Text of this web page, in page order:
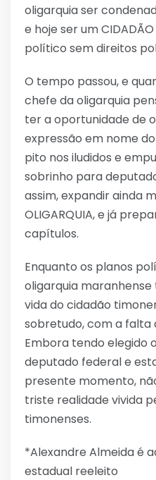
oligarquia ser
e hoje ser um CIDADÃO
político sem direitos
O tempo passou, e
chefe da oligarquia
ter a oportunidade de
expressão em nome
pito nos iludidos e
sobrinho para
assim, expandir ainda
OLIGARQUIA, e já
capítulos.
Enquanto os planos
oligarquia maranhense
vida do cidadão
sobretudo, com a falta
Embora tendo elegido
deputado federal e
presente momento,
triste realidade vivida
timonenses.
*Alexandre Almeida é
estadual reeleito